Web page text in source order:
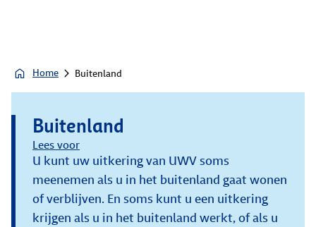
Home Buitenland
Buitenland
Lees voor
U kunt uw uitkering van UWV soms
meenemen als u in het buitenland gaat wonen
of verblijven. En soms kunt u een uitkering
krijgen als u in het buitenland werkt, of als u